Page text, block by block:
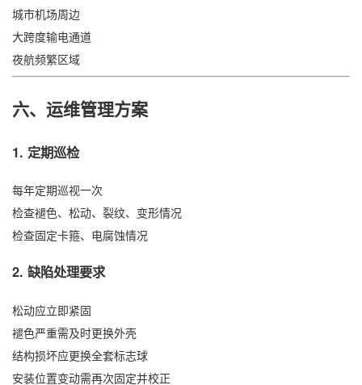
城市机场周边
大跨度输电通道
夜航频繁区域
六、运维管理方案
1. 定期巡检
每年定期巡视一次
检查褪色、松动、裂纹、变形情况
检查固定卡箍、电腐蚀情况
2. 缺陷处理要求
松动应立即紧固
褪色严重需及时更换外壳
结构损坏应更换全套标志球
安装位置变动需再次固定并校正